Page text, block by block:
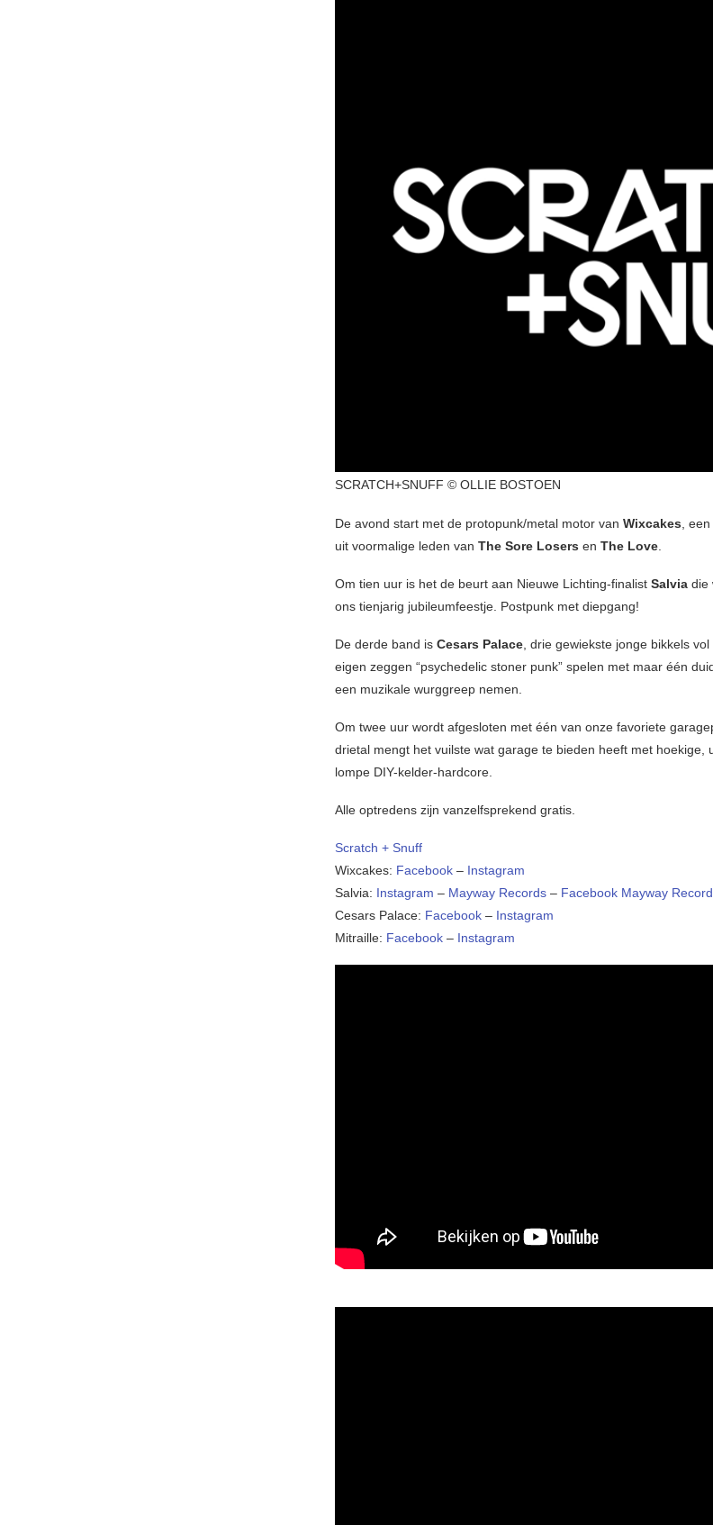
SCRATCH+SNUFF © OLLIE BOSTOEN
De avond start met de protopunk/metal motor van Wixcakes,
uit voormalige leden van The Sore Losers en The Love.
Om tien uur is het de beurt aan Nieuwe Lichting-finalist Salvia die
ons tienjarig jubileumfeestje. Postpunk met diepgang!
De derde band is Cesars Palace, drie gewiekste jonge bikkels
eigen zeggen “psychedelic stoner punk” spelen met maar één
een muzikale wurggreep nemen.
Om twee uur wordt afgesloten met één van onze favoriete
drietal mengt het vuilste wat garage te bieden heeft met hoekige,
lompe DIY-kelder-hardcore.
Alle optredens zijn vanzelfsprekend gratis.
Scratch + Snuff
Wixcakes: Facebook – Instagram
Salvia: Instagram – Mayway Records – Facebook Mayway
Cesars Palace: Facebook – Instagram
Mitraille: Facebook – Instagram